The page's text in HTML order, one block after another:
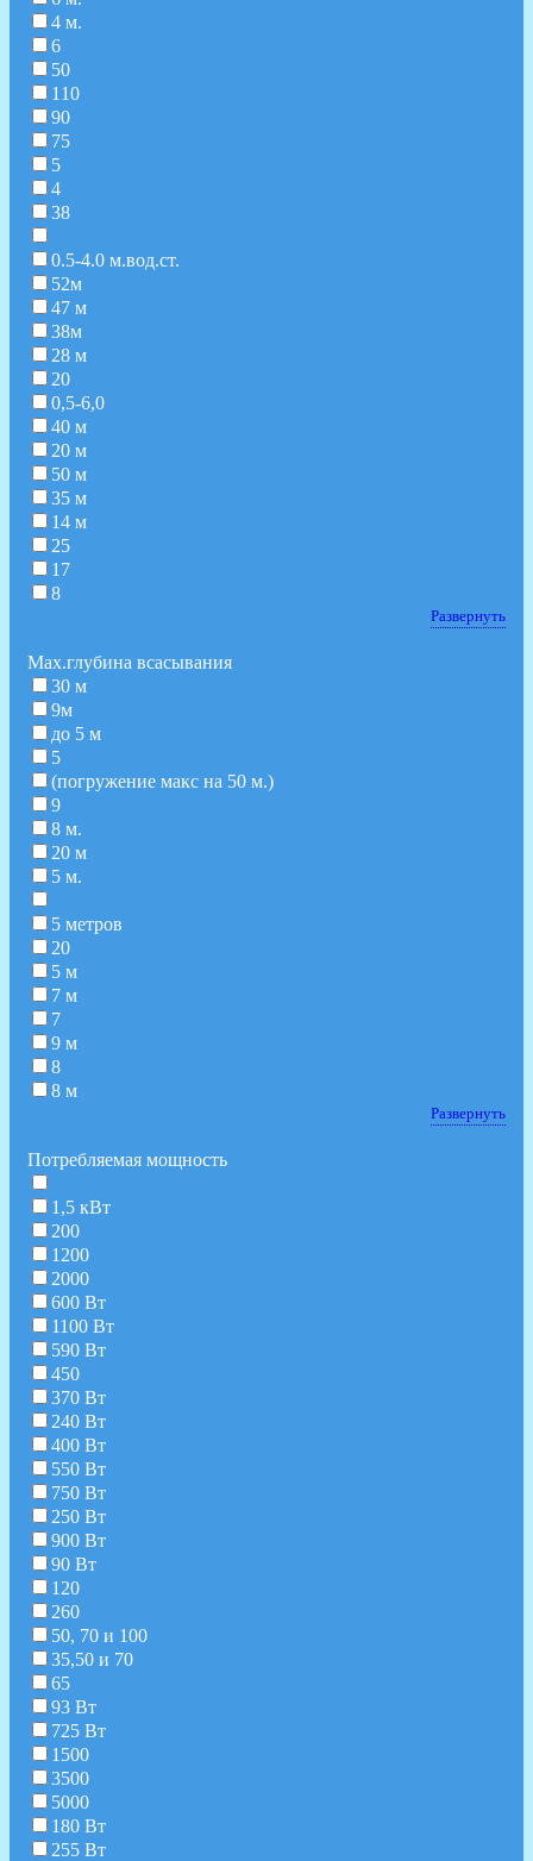
4 м.
6
50
110
90
75
5
4
38
0.5-4.0 м.вод.ст.
52м
47 м
38м
28 м
20
0,5-6,0
40 м
20 м
50 м
35 м
14 м
25
17
8
Развернуть
Мах.глубина всасывания
30 м
9м
до 5 м
5
(погружение макс на 50 м.)
9
8 м.
20 м
5 м.
5 метров
20
5 м
7 м
7
9 м
8
8 м
Развернуть
Потребляемая мощность
1,5 кВт
200
1200
2000
600 Вт
1100 Вт
590 Вт
450
370 Вт
240 Вт
400 Вт
550 Вт
750 Вт
250 Вт
900 Вт
90 Вт
120
260
50, 70 и 100
35,50 и 70
65
93 Вт
725 Вт
1500
3500
5000
180 Вт
255 Вт